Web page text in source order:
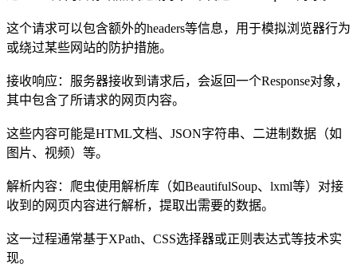
这个请求可以包含额外的headers等信息，用于模拟浏览器行为
或绕过某些网站的防护措施。
接收响应：服务器接收到请求后，会返回一个Response对象，
其中包含了所请求的网页内容。
这些内容可能是HTML文档、JSON字符串、二进制数据（如
图片、视频）等。
解析内容：爬虫使用解析库（如BeautifulSoup、lxml等）对接
收到的网页内容进行解析，提取出需要的数据。
这一过程通常基于XPath、CSS选择器或正则表达式等技术实
现。